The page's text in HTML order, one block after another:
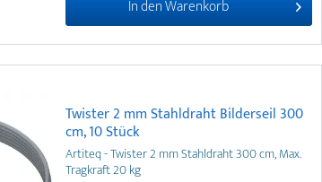
In denWarenkorb
Twister 2 mm Stahldraht Bilderseil 300
cm, 10 Stück
Artiteq - Twister 2 mm Stahldraht 300 cm, Max.
Tragkraft 20 kg